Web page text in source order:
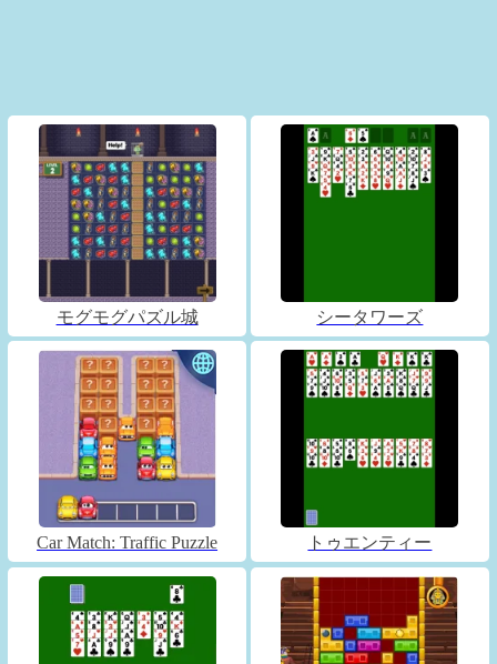
モグモグパズル城 シータワーズ
Car Match: Traffic Puzzle トゥエンティー